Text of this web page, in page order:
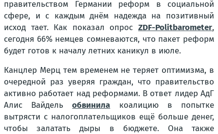
правительством Германии реформ в социальной
сфере, и с каждым днём надежда на позитивный
исход тает. Как показал опрос ZDF-Politbarometer,
сегодня 66% немцев сомневаются, что пакет реформ
будет готов к началу летних каникул в июле.
Канцлер Мерц тем временем не теряет оптимизма, в
очередной раз уверяя граждан, что правительство
активно работает над реформами. В ответ лидер АдГ
Алис Вайдельобвинила коалицию в попытке
вытрясти с налогоплательщиков ещё больше денег,
чтобы залатать дыры в бюджете. Она также